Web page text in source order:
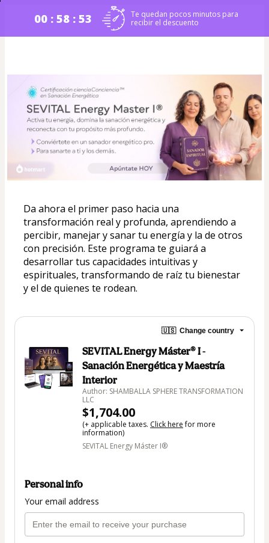
00 : 58 : 52
Te quedan pocos minutos para
recibir el descuento
Da ahora el primer paso hacia una
transformación real y profunda, aprendiendo a
percibir, manejar y sanar tu energía y la de otros
con precisión. Este programa te guiará a
desarrollar tus capacidades intuitivas y
espirituales, transformando de raíz tu bienestar
y el de quienes te rodean.
🇺🇸 Change country
SEVITAL Energy Máster® I -
Sanación Energética y Maestría
Interior
Author: SHAMBALLA SPHERE TRANSFORMATION
LLC
$1,704.00
(+ applicable taxes. Click herefor more
information)
SEVITAL Energy Máster I®
Personal info
Your email address